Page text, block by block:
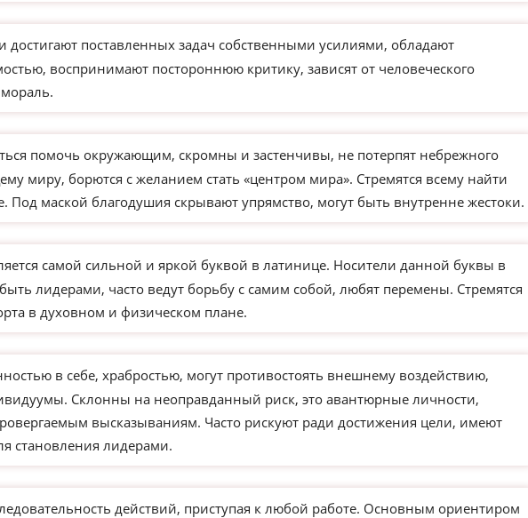
поставленных задач собственными усилиями, обладают
воспринимают постороннюю критику, зависят от человеческого
помочь окружающим, скромны и застенчивы, не потерпят небрежного
миру, борются с желанием стать «центром мира». Стремятся всему найти
Под маской благодушия скрывают упрямство, могут быть внутренне жестоки.
самой сильной и яркой буквой в латинице. Носители данной буквы в
лидерами, часто ведут борьбу с самим собой, любят перемены. Стремятся
в духовном и физическом плане.
в себе, храбростью, могут противостоять внешнему воздействию,
Склонны на неоправданный риск, это авантюрные личности,
высказываниям. Часто рискуют ради достижения цели, имеют
становления лидерами.
действий, приступая к любой работе. Основным ориентиром